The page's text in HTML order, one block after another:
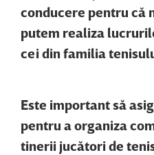
conducere pentru că
putem realiza
cei din familia
Este important să
pentru a organiza
tinerii jucători de